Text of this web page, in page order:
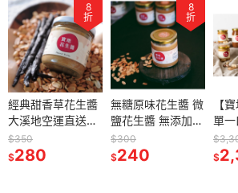
8
折
經典甜香草花生醬
大溪地空運直送頂
級香草莢 濃郁香草
味 低負擔 無加糖
$350
$280
8
折
無糖原味花生醬 微
鹽花生醬 無添加天
然花生醬 花生抹醬
减醣 生酮 低碳 飲
$300
$240
【
單一
無糖
鹽、
大
$
8
折
花生醬
直送頂
郁香草
無加糖
8
折
無糖原味花生醬 微
鹽花生醬 無添加天
然花生醬 花生抹醬
减醣 生酮 低碳 飲
【寶地】團購
單一口味11瓶
無糖原味、日
鹽、烤糖、紅
大蒜、蜂蜜、巧
2,300